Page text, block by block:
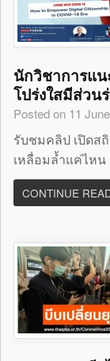
นักวิชาการแ
โปร่งใสมีส่วน
Posted on 11
รับชมคลิป เปิดส
เหลื่อมล้ำแค่ไหน
CONTINUE